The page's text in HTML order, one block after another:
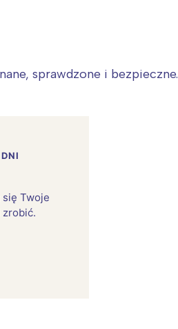
sprawdzone i bezpieczne.
Twoje